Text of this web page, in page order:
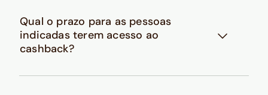
Qual o prazo para as pessoas
indicadas terem acesso ao
cashback?